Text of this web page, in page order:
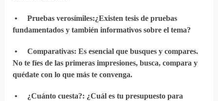
• Pruebas verosímiles:¿Existen tesis de pruebas
fundamentados y también informativos sobre el tema?
•Comparativas: Es esencial que busques y compares.
No te fíes de las primeras impresiones, busca, compara y
quédate con lo que más te convenga.
• ¿Cuánto cuesta?: ¿Cuál es tu presupuesto para